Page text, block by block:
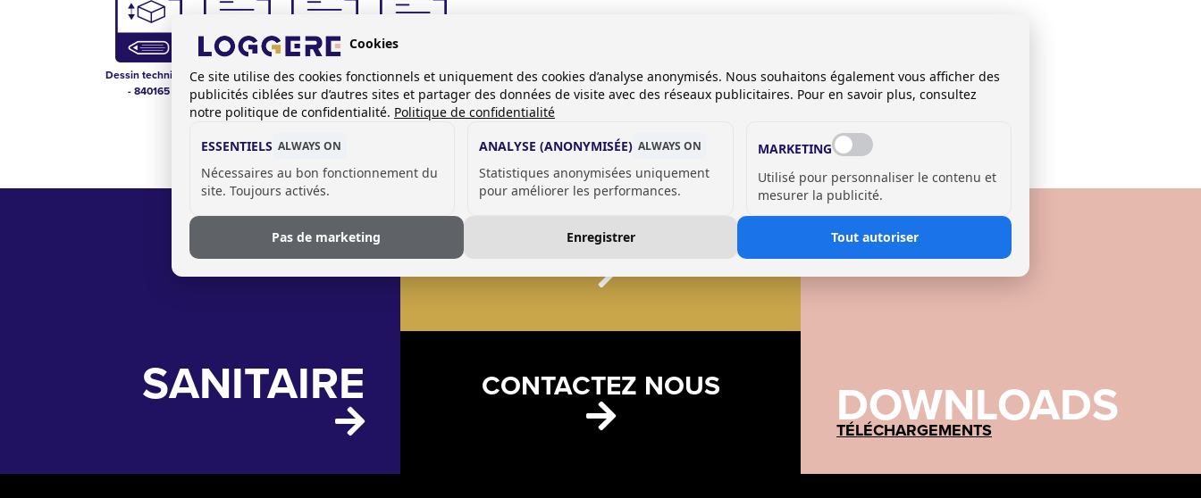
Dessin technique
- 840165
Catalogue
Sanitaire
Technical Data
Sheet - 840165
Manual - 840165
SANITAIRE
VOIR NOS RÉFÉRENCES
CONTACTEZ NOUS DOWNLOADS
TÉLÉCHARGEMENTS
Cookies
Ce site utilise des cookies fonctionnels et uniquement des cookies d’analyse anonymisés. Nous souhaitons également vous afficher des
publicités ciblées sur d’autres sites et partager des données de visite avec des réseaux publicitaires. Pour en savoir plus, consultez
notre politique de confidentialité. Politique de confidentialité
ESSENTIELS ALWAYS ON
Nécessaires au bon fonctionnement du
site. Toujours activés.
ANALYSE (ANONYMISÉE) ALWAYS ON
Statistiques anonymisées uniquement
pour améliorer les performances.
MARKETING
Utilisé pour personnaliser le contenu et
mesurer la publicité.
Pas de marketing Enregistrer Tout autoriser